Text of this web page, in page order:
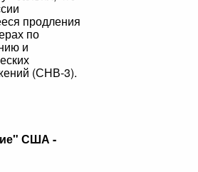
продления
по
и
(СНВ-3).
США -